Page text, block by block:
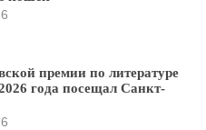
премии по литературе
года посещал Санкт-